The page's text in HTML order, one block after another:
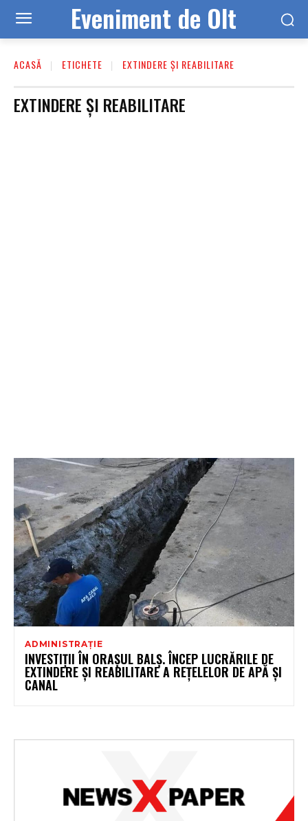
Eveniment de Olt
ACASĂ ETICHETE EXTINDERE ȘI REABILITARE
EXTINDERE ȘI REABILITARE
ADMINISTRAȚIE
INVESTIȚII ÎN ORAȘUL BALȘ. ÎNCEP LUCRĂRILE DE
EXTINDERE ȘI REABILITARE A REȚELELOR DE APĂ ȘI
CANAL